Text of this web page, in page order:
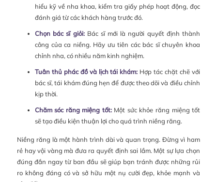
hiểu kỹ về nha khoa, kiểm tra giấy phép hoạt động, đọc
đánh giá từ các khách hàng trước đó.
Chọn bác sĩ giỏi:Bác sĩ mới là người quyết định thành
công của ca niềng. Hãy ưu tiên các bác sĩ chuyên khoa
chỉnh nha, có nhiều năm kinh nghiệm.
Tuân thủ phác đồ và lịch tái khám: Hợp tác chặt chẽ với
bác sĩ, tái khám đúng hẹn để được theo dõi và điều chỉnh
kịp thời.
Chăm sóc răng miệng tốt:Một sức khỏe răng miệng tốt
sẽ tạo điều kiện thuận lợi cho quá trình niềng răng.
Niềng răng là một hành trình dài và quan trọng. Đừng vì ham
rẻ hay vội vàng mà đưa ra quyết định sai lầm. Một sự lựa chọn
đúng đắn ngay từ ban đầu sẽ giúp bạn tránh được những rủi
ro không đáng có và sở hữu một nụ cười đẹp, khỏe mạnh và